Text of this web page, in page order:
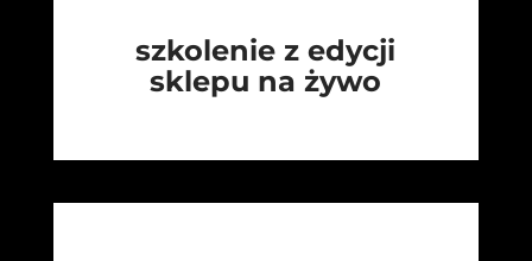
szkolenie z edycji
sklepu na żywo